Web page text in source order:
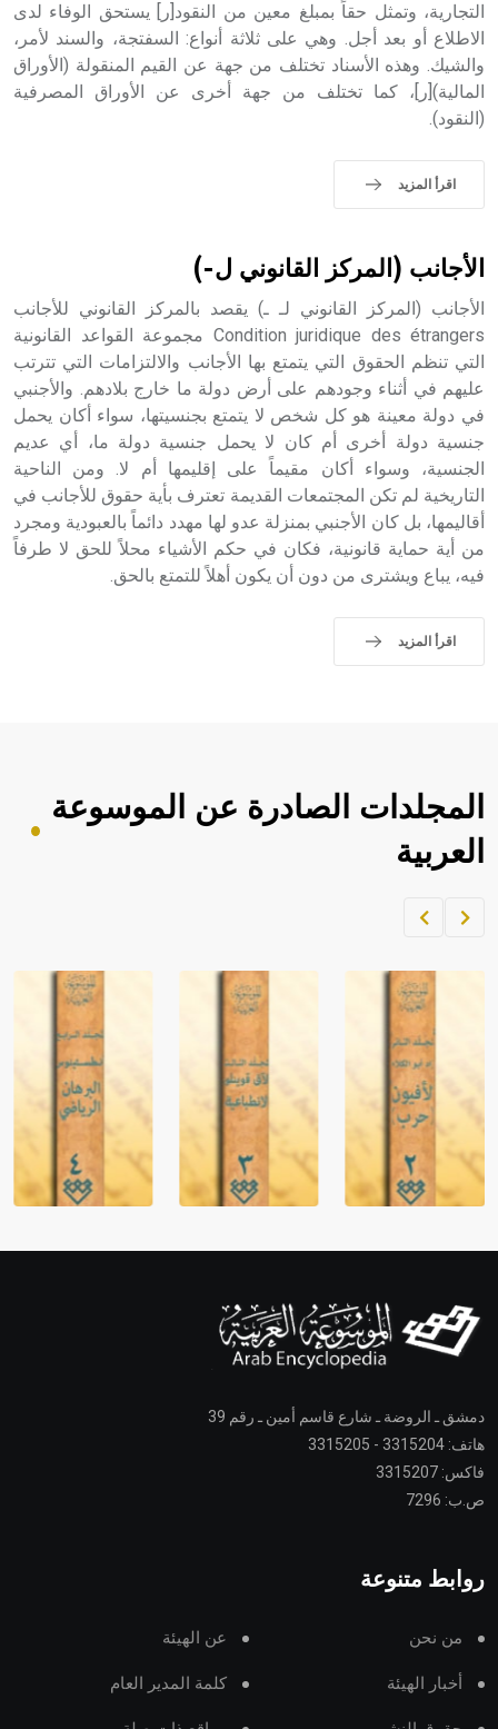
الملوك الذين حكموا مدينة إديسا (الرها) من أبجر الأول وحتى
التاسع، وهم ينتسبون إلى أسرة أوسروين
sign تكتب منفصلة غير متصلة، وتعتمد المبدأ الأكوروفوني،
التجارية، وتمثل حقاً بمبلغ معين من النقود[ر] يستحق الوفاء لدى
الاطلاع أو بعد أجل. وهي على ثلاثة أنواع: السفتجة، والسند لأمر،
والشيك. وهذه الأسناد تختلف من جهة عن القيم المنقولة (الأوراق
المالية)[ر]، كما تختلف من جهة أخرى عن الأوراق المصرفية
(النقود).
اقرأ المزيد
الأجانب (المركز القانوني ل-)
الأجانب (المركز القانوني لـ ـ) يقصد بالمركز القانوني للأجانب
Condition juridique des étrangers مجموعة القواعد القانونية
التي تنظم الحقوق التي يتمتع بها الأجانب والالتزامات التي تترتب
عليهم في أثناء وجودهم على أرض دولة ما خارج بلادهم. والأجنبي
في دولة معينة هو كل شخص لا يتمتع بجنسيتها، سواء أكان يحمل
جنسية دولة أخرى أم كان لا يحمل جنسية دولة ما، أي عديم
الجنسية، وسواء أكان مقيماً على إقليمها أم لا. ومن الناحية
التاريخية لم تكن المجتمعات القديمة تعترف بأية حقوق للأجانب في
أقاليمها، بل كان الأجنبي بمنزلة عدو لها مهدد دائماً بالعبودية ومجرد
من أية حماية قانونية، فكان في حكم الأشياء محلاً للحق لا طرفاً
فيه، يباع ويشترى من دون أن يكون أهلاً للتمتع بالحق.
اقرأ المزيد
المجلدات الصادرة عن الموسوعة
العربية
دمشق ـ الروضة ـ شارع قاسم أمين ـ رقم 39
هاتف: 3315204 - 3315205
فاكس: 3315207
ص.ب: 7296
روابط متنوعة
من نحن عن الهيئة
أخبار الهيئة كلمة المدير العام